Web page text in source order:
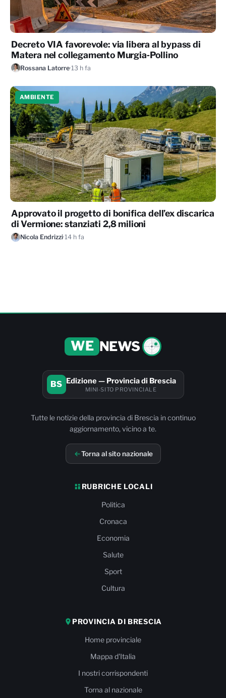
Decreto VIA favorevole: via libera al bypass di
Matera nel collegamento Murgia‑Pollino
Rossana Latorre·13 h fa
AMBIENTE
Approvato il progetto di bonifica dell’ex discarica
di Vermione: stanziati 2,8 milioni
Nicola Endrizzi·14 h fa
WE NEWS
BS Edizione — Provincia di Brescia
MINI-SITO PROVINCIALE
Tutte le notizie della provincia di Brescia in continuo
aggiornamento, vicino a te.
Torna al sito nazionale
RUBRICHE LOCALI
Politica
Cronaca
Economia
Salute
Sport
Cultura
PROVINCIA DI BRESCIA
Home provinciale
Mappa d'Italia
I nostri corrispondenti
Torna al nazionale